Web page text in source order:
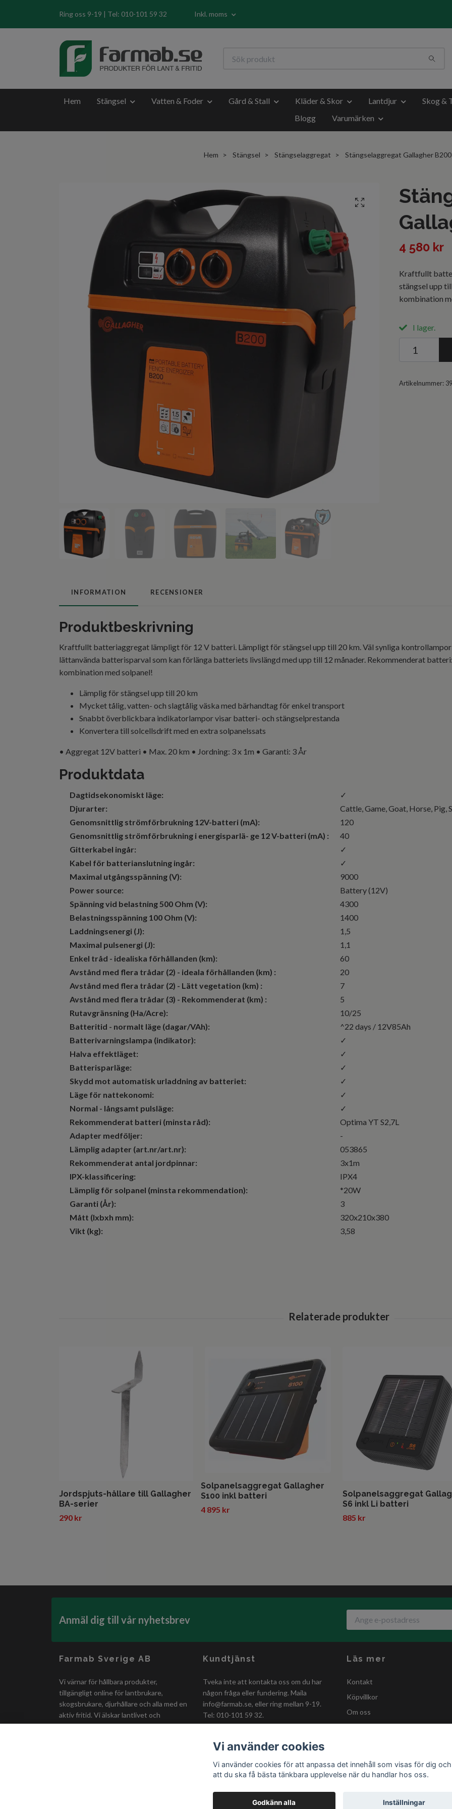
Ring oss 9-19 | Tel: 010-101 59 32 Inkl. moms
Hem Stängsel Vatten & Foder Gård & Stall Kläder & Skor Lantdjur Skog &
Blogg
Varumärken
Hem Stängsel Stängselaggregat Stängselaggregat Gallagher
4 580 kr
Kraftfullt
stängsel upp
kombination
I lager.
Artikelnummer:
INFORMATION RECENSIONER
Produktbeskrivning
Kraftfullt batteriaggregat lämpligt för 12 V batteri. Lämpligt för stängsel upp till 20 km. Väl synliga
lättanvända batterisparval som kan förlänga batteriets livslängd med upp till 12 månader. Rekommenderat
kombination med solpanel!
Lämplig för stängsel upp till 20 km
Mycket tålig, vatten- och slagtålig väska med bärhandtag för enkel transport
Snabbt överblickbara indikatorlampor visar batteri- och stängselprestanda
Konvertera till solcellsdrift med en extra solpanelssats
• Aggregat 12V batteri • Max. 20 km • Jordning: 3 x 1m • Garanti: 3 År
Produktdata
Dagtidsekonomiskt läge:
✓
Djurarter:
Cattle, Game, Goat, Horse, Pig,
Genomsnittlig strömförbrukning 12V-batteri (mA):
120
Genomsnittlig strömförbrukning i energisparlä- ge 12 V-batteri (mA) :
40
Gitterkabel ingår:
✓
Kabel för batterianslutning ingår:
✓
Maximal utgångsspänning (V):
9000
Power source:
Battery (12V)
Spänning vid belastning 500 Ohm (V):
4300
Belastningsspänning 100 Ohm (V):
1400
Laddningsenergi (J):
1,5
Maximal pulsenergi (J):
1,1
Enkel tråd - idealiska förhållanden (km):
60
Avstånd med flera trådar (2) - ideala förhållanden (km) :
20
Avstånd med flera trådar (2) - Lätt vegetation (km) :
7
Avstånd med flera trådar (3) - Rekommenderat (km) :
5
Rutavgränsning (Ha/Acre):
10/25
Batteritid - normalt läge (dagar/VAh):
^22 days / 12V85Ah
Batterivarningslampa (indikator):
✓
Halva effektläget:
✓
Batterisparläge:
✓
Skydd mot automatisk urladdning av batteriet:
✓
Läge för nattekonomi:
✓
Normal - långsamt pulsläge:
✓
Rekommenderat batteri (minsta råd):
Optima YT S2,7L
Adapter medföljer:
-
Lämplig adapter (art.nr/art.nr):
053865
Rekommenderat antal jordpinnar:
3x1m
IPX-klassificering:
IPX4
Lämplig för solpanel (minsta rekommendation):
*20W
Garanti (År):
3
Mått (lxbxh mm):
320x210x380
Vikt (kg):
3,58
Jordspjuts-hållare till Gallagher
BA-serier
290 kr
Solpanelsaggregat Gallagher
S100 inkl batteri
4 895 kr
Solpanelsaggregat
S6 inkl Li batteri
885 kr
Anmäl dig till vår nyhetsbrev
Farmab Sverige AB
Vi värnar för hållbara produkter,
tillgängligt online för lantbrukare,
skogsbrukare, djurhållare och alla med en
aktiv fritid. Vi älskar lantlivet och
erbjuder smidiga och prisvärda lösningar
Kundtjänst
Tveka inte att kontakta oss om du har
någon fråga eller fundering. Maila
info@farmab.se, eller ring mellan 9-19.
Tel: 010-101 59 32.
Läs mer
Kontakt
Köpvillkor
Om oss
Vi använder cookies
Vi använder cookies för att anpassa det innehåll som visas för dig
att du ska få bästa tänkbara upplevelse när du handlar hos oss.
Godkänn alla Inställningar